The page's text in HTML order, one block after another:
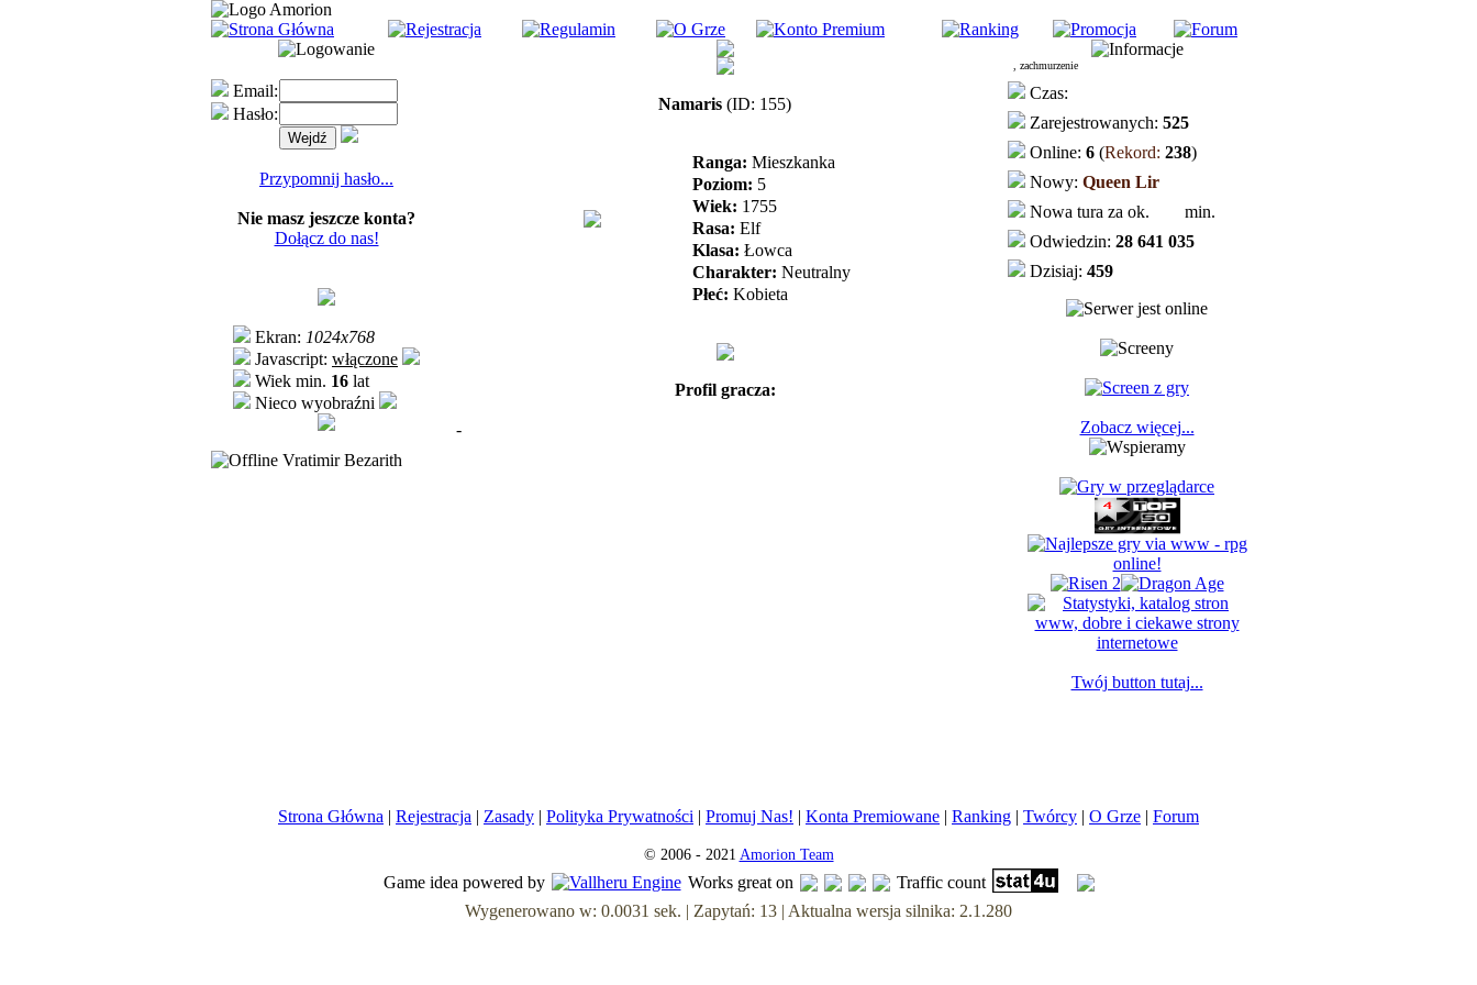
Email:
Hasło:
Przypomnij hasło...
Nie masz jeszcze konta?
Dołącz do nas!
Ekran: 1024x768
Javascript: włączone
Wiek min. 16 lat
Nieco wyobraźni
Vratimir Bezarith
Namaris (ID: 155)
Ranga: Mieszkanka
Poziom: 5
Wiek: 1755
Rasa: Elf
Klasa: Łowca
Charakter: Neutralny
Płeć: Kobieta
Profil gracza:
-
, zachmurzenie
Czas:
Zarejestrowanych: 525
Online: 6 (Rekord: 238)
Nowy: Queen Lir
Nowa tura za ok.
min.
Odwiedzin: 28 641 035
Dzisiaj: 459
Zobacz więcej...
Twój button tutaj...
Strona Główna | Rejestracja | Zasady | Polityka Prywatności | Promuj Nas! | Konta Premiowane | Ranking | Twórcy | O Grze | Forum
© 2006 - 2021 Amorion Team
Game idea powered by Works great on
Traffic count
Wygenerowano w: 0.0031 sek. | Zapytań: 13 | Aktualna wersja silnika: 2.1.280